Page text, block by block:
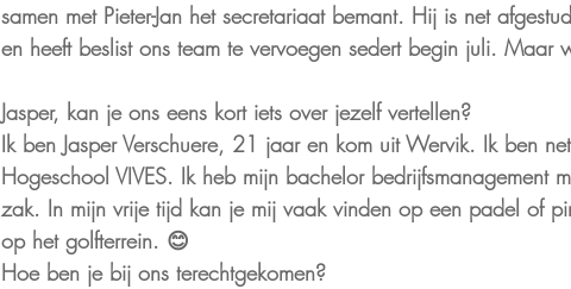
samen met Pieter-Jan het secretariaat bemant. Hij is net
en heeft beslist ons team te vervoegen sedert begin juli. Maar
Jasper, kan je ons eens kort iets over jezelf vertellen?
Ik ben Jasper Verschuere, 21 jaar en kom uit Wervik. Ik ben
Hogeschool VIVES. Ik heb mijn bachelor bedrijfsmanagement
zak. In mijn vrije tijd kan je mij vaak vinden op een padel of
op het golfterrein. 😊
Hoe ben je bij ons terechtgekomen?